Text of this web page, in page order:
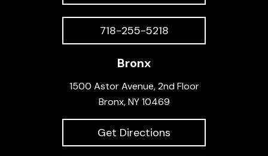
718-255-5218
Bronx
1500 Astor Avenue, 2nd Floor
Bronx, NY 10469
Get Directions